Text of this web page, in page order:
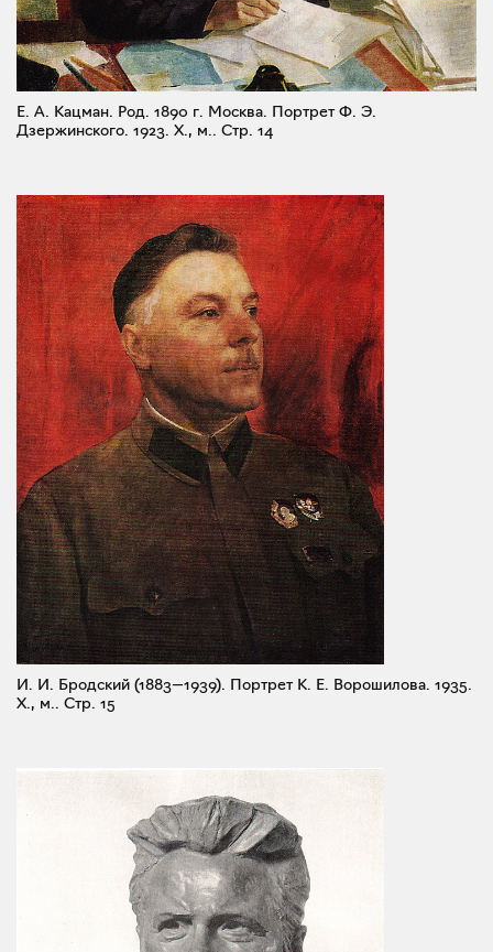
Е. А. Кацман. Род. 1890 г. Москва. Портрет Ф. Э.
Дзержинского. 1923. X., м.. Стр. 14
И. И. Бродский (1883—1939). Портрет К. Е. Ворошилова. 1935.
X., м.. Стр. 15